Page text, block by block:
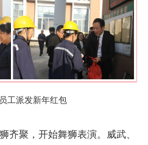
工派发新年红包
聚，开始舞狮表演。威武、